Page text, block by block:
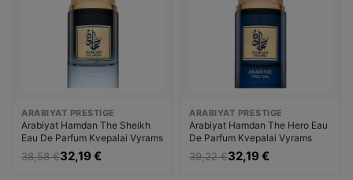
ARABIYAT PRESTIGE
Arabiyat Hamdan The Sheikh
Eau De Parfum Kvepalai Vyrams
38,58 €32,19 €
ARABIYAT PRESTIGE
Arabiyat Hamdan The Hero Eau
De Parfum Kvepalai Vyrams
39,22 €32,19 €